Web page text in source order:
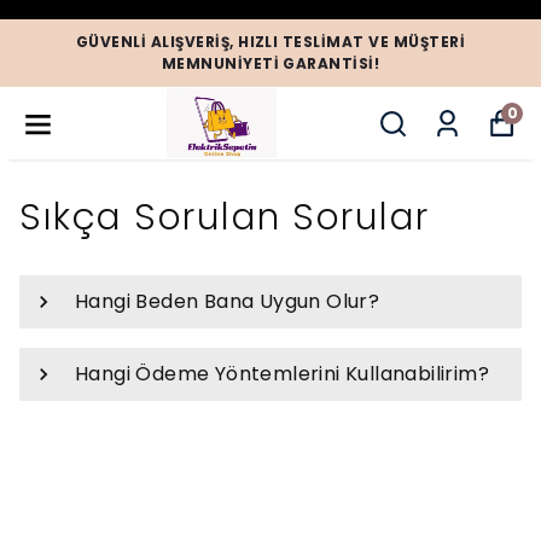
GÜVENLI ALIŞVERIŞ, HIZLI TESLIMAT VE MÜŞTERI
MEMNUNIYETI GARANTISI!
0
Sıkça Sorulan Sorular
Hangi Beden Bana Uygun Olur?
Hangi Ödeme Yöntemlerini Kullanabilirim?